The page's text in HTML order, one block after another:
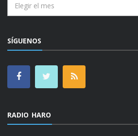
SÍGUENOS
RADIO HARO